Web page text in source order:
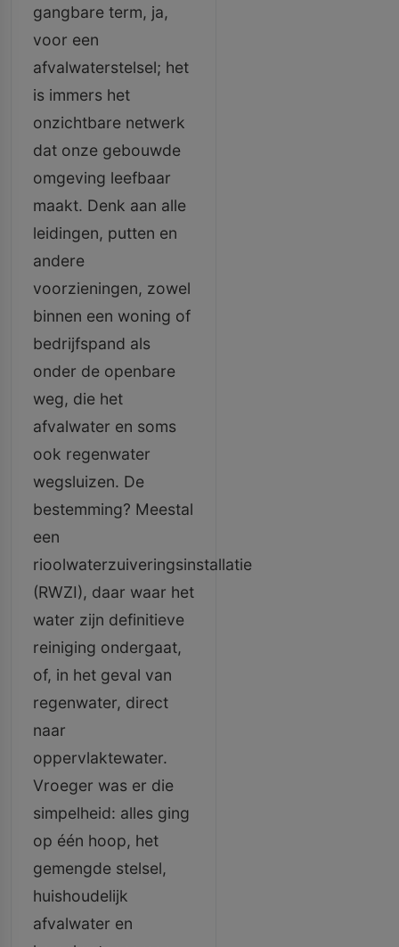
gangbare term, ja,
voor een
afvalwaterstelsel; het
is immers het
onzichtbare netwerk
dat onze gebouwde
omgeving leefbaar
maakt. Denk aan alle
leidingen, putten en
andere
voorzieningen, zowel
binnen een woning of
bedrijfspand als
onder de openbare
weg, die het
afvalwater en soms
ook regenwater
wegsluizen. De
bestemming? Meestal
een
rioolwaterzuiveringsinstallatie
(RWZI), daar waar het
water zijn definitieve
reiniging ondergaat,
of, in het geval van
regenwater, direct
naar
oppervlaktewater.
Vroeger was er die
simpelheid: alles ging
op één hoop, het
gemengde stelsel,
huishoudelijk
afvalwater en